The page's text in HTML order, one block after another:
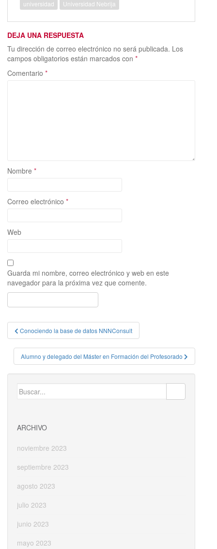
o
k
n ti
universidad
Universidad Nebrija
DEJA UNA RESPUESTA
Tu dirección de correo electrónico no será publicada. Los
campos obligatorios están marcados con *
Comentario *
Nombre *
Correo electrónico *
Web
Guarda mi nombre, correo electrónico y web en este
navegador para la próxima vez que comente.
Navegación
de
entradas
Conociendo la base de datos NNNConsult
Alumno y delegado del Máster en Formación del Profesorado
Buscar:
ARCHIVO
noviembre 2023
septiembre 2023
agosto 2023
julio 2023
junio 2023
mayo 2023